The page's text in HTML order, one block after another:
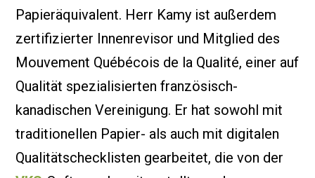
Papieräquivalent. Herr Kamy ist außerdem
zertifizierter Innenrevisor und Mitglied des
Mouvement Québécois de la Qualité, einer auf
Qualität spezialisierten französisch-
kanadischen Vereinigung. Er hat sowohl mit
traditionellen Papier- als auch mit digitalen
Qualitätschecklisten gearbeitet, die von der